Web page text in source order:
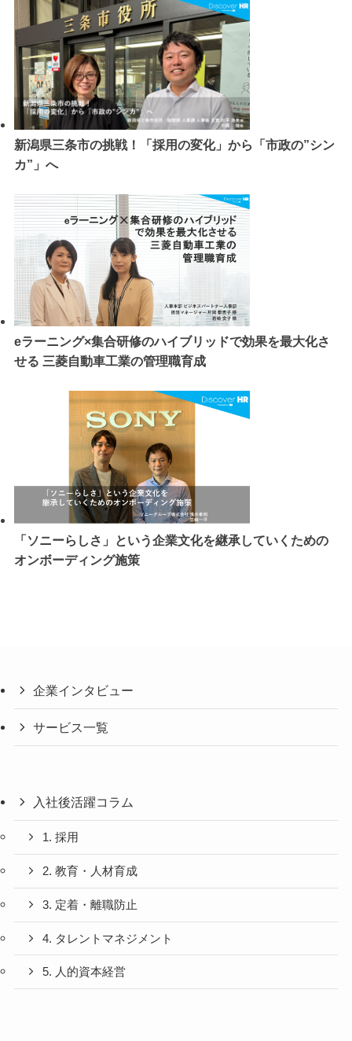
新潟県三条市の挑戦！「採用の変化」から「市政の”シン
カ”」へ
eラーニング×集合研修のハイブリッドで効果を最大化さ
せる 三菱自動車工業の管理職育成
「ソニーらしさ」という企業文化を継承していくための
オンボーディング施策
企業インタビュー
サービス一覧
入社後活躍コラム
1. 採用
2. 教育・人材育成
3. 定着・離職防止
4. タレントマネジメント
5. 人的資本経営